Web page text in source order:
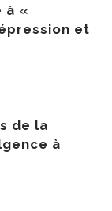
à «
et
de la
à